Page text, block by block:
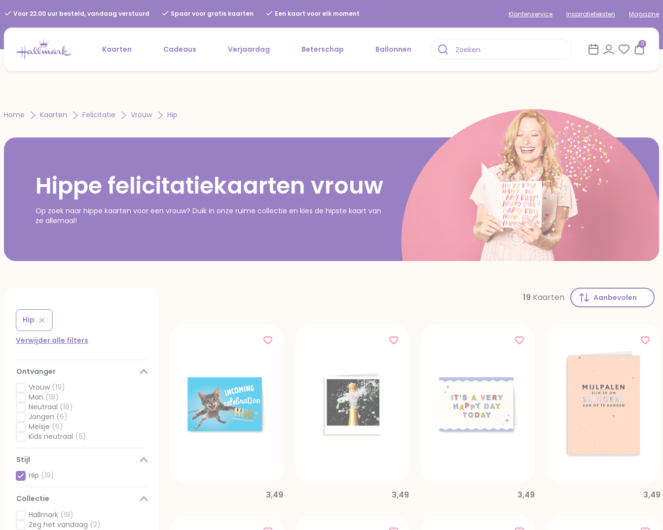
Voor 22.00 uur besteld, vandaag verstuurd Spaar voor gratis kaarten Een kaart voor elk moment Klantenservice Inspiratieteksten Magazine
Kaarten Cadeaus Verjaardag Beterschap Ballonnen
0
Home Kaarten Felicitatie Vrouw Hip
Hippe felicitatiekaarten vrouw
Op zoek naar hippe kaarten voor een vrouw? Duik in onze ruime collectie en kies de hipste kaart van
ze allemaal!
Hip
Verwijder filter Gefilterd op Stijl: Hip
Verwijder alle filters
Ontvanger
Vrouw (19)
Gefilterd op Ontvanger: Vrouw
Man (18)
Gefilterd op Ontvanger: Man
Neutraal (18)
Gefilterd op Ontvanger: Neutraal
Jongen (6)
Gefilterd op Ontvanger: Jongen
Meisje (6)
Gefilterd op Ontvanger: Meisje
Kids neutraal (6)
Stijl
Hip (19)
Collectie
Hallmark (19)
Gefilterd op Collectie: Hallmark
Zeg het vandaag (2)
19 Kaarten
3,49 3,49 3,49 3,49